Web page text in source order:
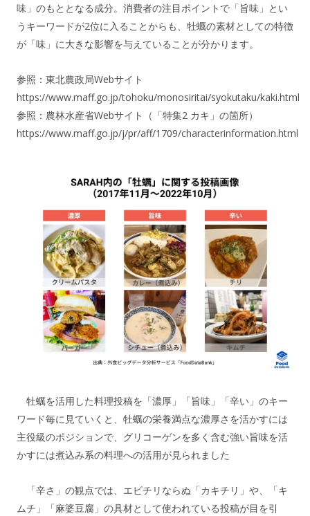
味」のもととなる成分。消費者の注目ポイントで「旨味」とい
うキーワードが2位に入ることからも、牡蠣の素材としての特徴
が「味」に大きな影響を与えていることが分かります。
参照：東北農政局Webサイト
https://www.maff.go.jp/tohoku/monosiritai/syokutaku/kaki.html
参照：農林水産省Webサイト（「特集2 カキ」の箇所）
https://www.maff.go.jp/j/pr/aff/1709/characterinformation.html
牡蠣を活用した料理投稿を「濃厚」「旨味」「辛い」のキー
ワード毎に見ていくと、牡蠣の栄養満点な濃厚さを活かすには
主役級のポジションで、グリコーゲンを多く含む強い旨味を活
かすには煮込み系の料理への活用が見られました
「辛さ」の観点では、エビチリならぬ「カキチリ」や、「キ
ムチ」「麻婆豆腐」の具材として使われている投稿が目を引